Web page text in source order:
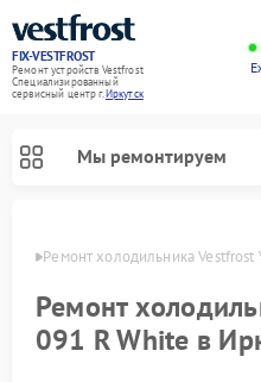
FIX-VESTFROST
Ремонт устройств Vestfrost
Специализированный
cервисный центр г.Иркутск
Мы ремонтируем
Ремонт холодильника Vestfrost
Ремонт
091 R White в